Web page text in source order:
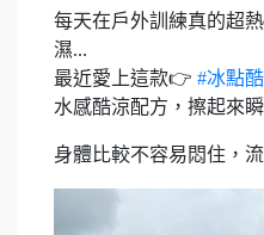
每天在戶外訓練真的超
濕...
最近愛上這款👉 #冰點
水感酷涼配方，擦起來瞬
身體比較不容易悶住，